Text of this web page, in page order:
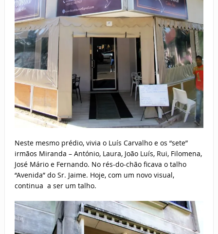
Neste mesmo prédio, vivia o Luís Carvalho e os “sete”
irmãos Miranda – António, Laura, João Luís, Rui, Filomena,
José Mário e Fernando. No rés-do-chão ficava o talho
“Avenida” do Sr. Jaime. Hoje, com um novo visual,
continua a ser um talho.